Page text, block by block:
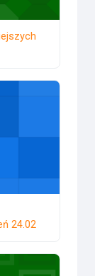
24.02
w szkole